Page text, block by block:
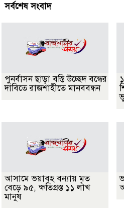
সর্বশেষ সংবাদ
পুনর্বাসন ছাড়া বস্তি উচ্ছেদ বন্ধের
দাবিতে রাজশাহীতে মানববন্ধন
আসামে ভয়াবহ বন্যায় মৃত
বেড়ে ৯৫, ক্ষতিগ্রস্ত ১১ লাখ
মানুষ